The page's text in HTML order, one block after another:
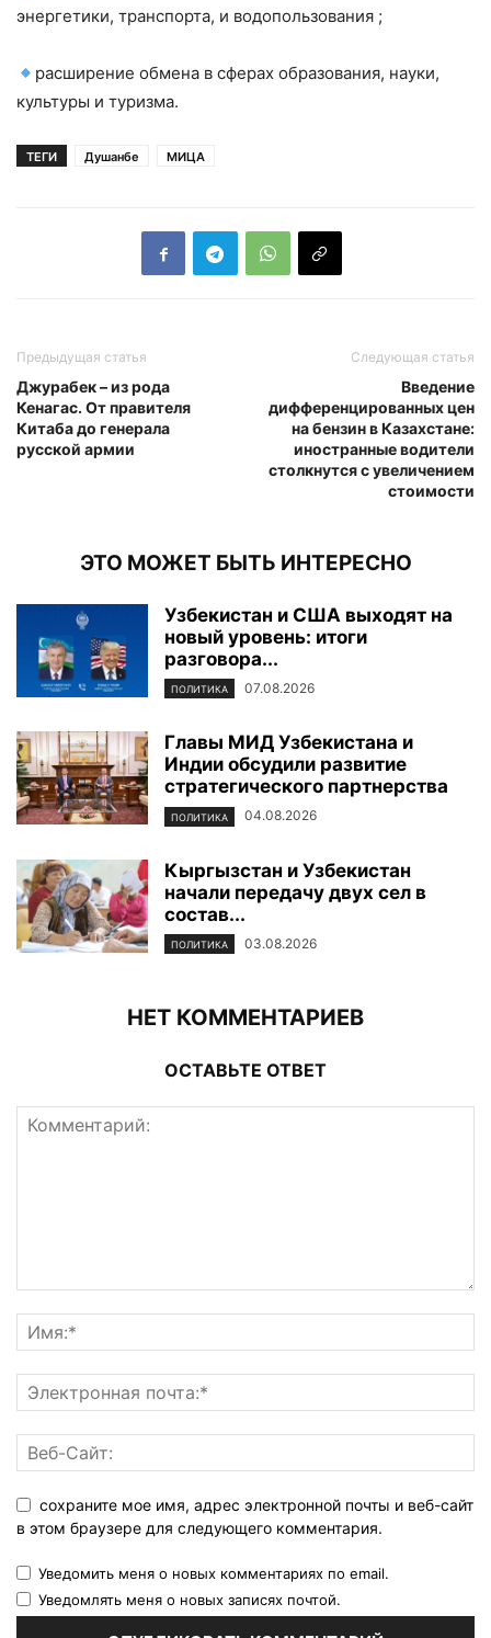
энергетики, транспорта, и водопользования ;
расширение обмена в сферах образования, науки,
культуры и туризма.
ТЕГИ Душанбе МИЦА
Предыдущая статья
Джурабек – из рода
Кенагас. От правителя
Китаба до генерала
русской армии
Следующая статья
Введение
дифференцированных цен
на бензин в Казахстане:
иностранные водители
столкнутся с увеличением
стоимости
ЭТО МОЖЕТ БЫТЬ ИНТЕРЕСНО
Узбекистан и США выходят на
новый уровень: итоги
разговора...
ПОЛИТИКА 07.08.2026
Главы МИД Узбекистана и
Индии обсудили развитие
стратегического партнерства
ПОЛИТИКА 04.08.2026
Кыргызстан и Узбекистан
начали передачу двух сел в
состав...
ПОЛИТИКА 03.08.2026
НЕТ КОММЕНТАРИЕВ
ОСТАВЬТЕ ОТВЕТ
сохраните мое имя, адрес электронной почты и веб-сайт
в этом браузере для следующего комментария.
Уведомить меня о новых комментариях по email.
Уведомлять меня о новых записях почтой.